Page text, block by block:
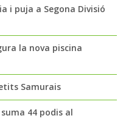
i puja a Segona Divisió
la nova piscina
Samurais
44 podis al